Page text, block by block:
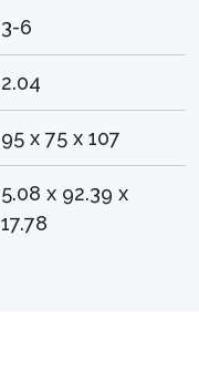
3-6
2.04
95 x 75 x 107
5.08 x 92.39 x
17.78